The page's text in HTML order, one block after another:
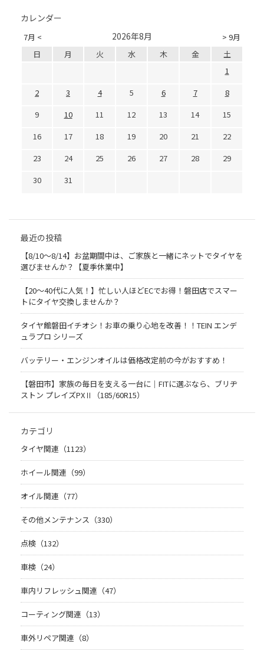
カレンダー
7月 < > 9月
2026年8月
日 月 火 水 木 金
土
1
2
3 4 5 6 7
8
9
10 11 12 13 14
15
16
17 18 19 20 21
22
23
24 25 26 27 28
29
30
31
最近の投稿
【8/10～8/14】お盆期間中は、ご家族と一緒にネットでタイヤを
選びませんか？【夏季休業中】
【20〜40代に人気！】忙しい人ほどECでお得！磐田店でスマー
トにタイヤ交換しませんか？
タイヤ館磐田イチオシ！お車の乗り心地を改善！！TEIN エンデ
ュラプロ シリーズ
バッテリー・エンジンオイルは価格改定前の今がおすすめ！
【磐田市】家族の毎日を支える一台に｜FITに選ぶなら、ブリヂ
ストン プレイズPXⅡ（185/60R15）
カテゴリ
タイヤ関連（1123）
ホイール関連（99）
オイル関連（77）
その他メンテナンス（330）
点検（132）
車検（24）
車内リフレッシュ関連（47）
コーティング関連（13）
車外リペア関連（8）